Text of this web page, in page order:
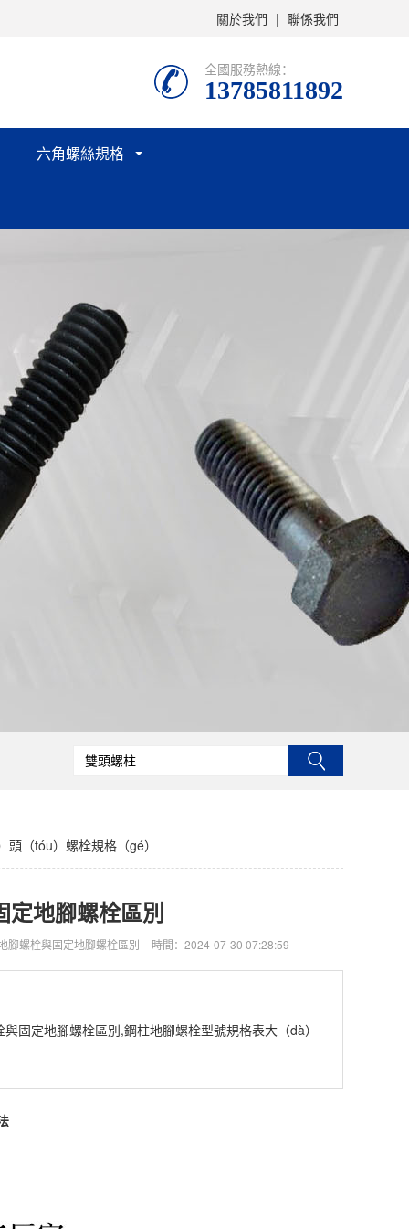
關於我們 | 聯係我們
全國服務熱線：
13785811892
六角螺絲規格
（tóu）螺栓規格（gé）
地腳螺栓區別
腳螺栓與固定地腳螺栓區別 時間：2024-07-30 07:28:59
固定地腳螺栓區別,鋼柱地腳螺栓型號規格表大（dà）